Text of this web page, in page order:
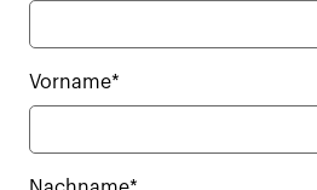
Vorname*